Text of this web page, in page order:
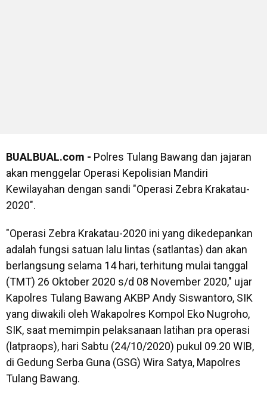
BUALBUAL.com - Polres Tulang Bawang dan jajaran
akan menggelar Operasi Kepolisian Mandiri
Kewilayahan dengan sandi "Operasi Zebra Krakatau-
2020".
"Operasi Zebra Krakatau-2020 ini yang dikedepankan
adalah fungsi satuan lalu lintas (satlantas) dan akan
berlangsung selama 14 hari, terhitung mulai tanggal
(TMT) 26 Oktober 2020 s/d 08 November 2020," ujar
Kapolres Tulang Bawang AKBP Andy Siswantoro, SIK
yang diwakili oleh Wakapolres Kompol Eko Nugroho,
SIK, saat memimpin pelaksanaan latihan pra operasi
(latpraops), hari Sabtu (24/10/2020) pukul 09.20 WIB,
di Gedung Serba Guna (GSG) Wira Satya, Mapolres
Tulang Bawang.